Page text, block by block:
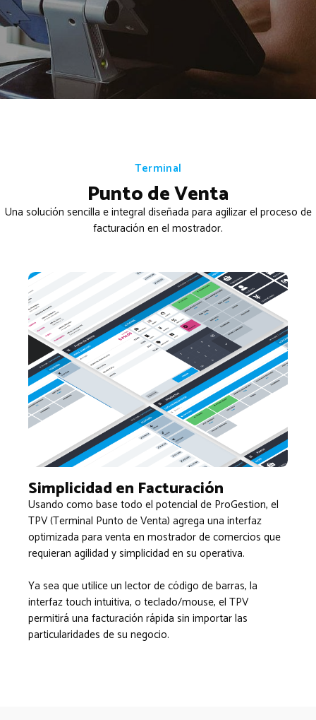
Terminal
Punto de Venta
Una solución sencilla e integral diseñada para agilizar el proceso de
facturación en el mostrador.
Simplicidad en Facturación
Usando como base todo el potencial de ProGestion, el
TPV (Terminal Punto de Venta) agrega una interfaz
optimizada para venta en mostrador de comercios que
requieran agilidad y simplicidad en su operativa.
Ya sea que utilice un lector de código de barras, la
interfaz touch intuitiva, o teclado/mouse, el TPV
permitirá una facturación rápida sin importar las
particularidades de su negocio.